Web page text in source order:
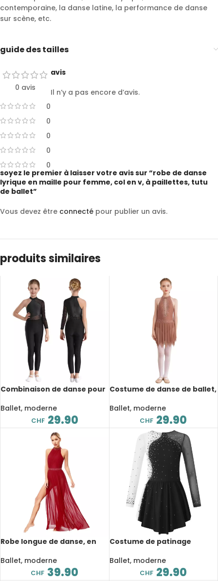
contemporaine, la danse latine, la performance de danse
sur scène, etc.
guide des tailles
0 avis
0
0
0
0
0
avis
Il n’y a pas encore d’avis.
soyez le premier à laisser votre avis sur “robe de danse
lyrique en maille pour femme, col en v, à paillettes, tutu
de ballet”
Vous devez être connecté pour publier un avis.
produits similaires
Combinaison de danse pour
strass
Ballet, moderne
CHF 29.90
Costume de danse de ballet,
enfant, justaucorps en
maille, strass
Ballet, moderne
CHF 29.90
Robe longue de danse, en
costume de scène
Ballet, moderne
CHF 39.90
Costume de patinage
manches longues, pour
compétition
Ballet, moderne
CHF 29.90